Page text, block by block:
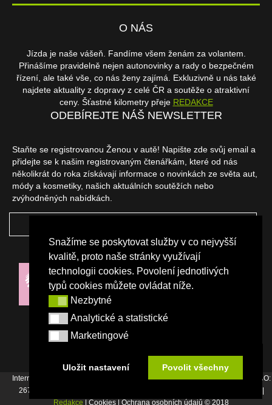
Snažíme se poskytovat služby v co nejvyšší
kvalitě, proto naše stránky využívají
technologii cookies. Povolení jednotlivých
typů cookies můžete ovládat níže.
NezbytnéNezbytné
Analytické a statistické
Analytické a statistické
Marketingové
Marketingové
Uložit nastavení Povolit všechny
O NÁS
Jízda je naše vášeň. Fandíme všem ženám za volantem.
Přinášíme pravidelně nejen autonovinky a rady o bezpečném
řízení, ale také vše, co nás ženy zajímá. Exkluzivně u nás také
najdete aktuality z dopravy z celé ČR a soutěže o atraktivní
ceny. Šťastné kilometry přeje REDAKCE
ODEBÍREJTE NÁŠ NEWSLETTER
Staňte se registrovanou Ženou v autě! Napište zde svůj email a
přidejte se k našim registrovaným čtenářkám, které od nás
několikrát do roka získávají informace o novinkách ze světa aut,
módy a kosmetiky, našich aktuálních soutěžích nebo
zvýhodněných nabídkách.
NAŠI PARTNEŘI
Internetový magazín Žena v autě vydává vydavatelství Srdce Evropy s.r.o., IČO:
26744007, Bořivojova 17, Praha 3, Tel. : +420 222 726 364 |
Redakce | Cookies | Ochrana osobních údajů © 2018